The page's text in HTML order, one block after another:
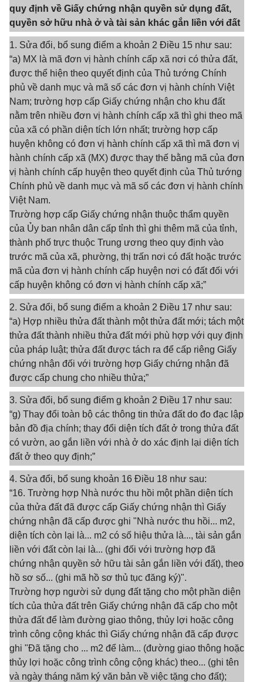
quy định về Giấy chứng nhận quyền sử dụng đất,
quyền sở hữu nhà ở và tài sản khác gắn liền với đất
1. Sửa đổi, bổ sung điểm a khoản 2 Điều 15 như sau:
“a) MX là mã đơn vị hành chính cấp xã nơi có thửa đất,
được thể hiện theo quyết định của Thủ tướng Chính
phủ về danh mục và mã số các đơn vị hành chính Việt
Nam; trường hợp cấp Giấy chứng nhận cho khu đất
nằm trên nhiều đơn vị hành chính cấp xã thì ghi theo mã
của xã có phần diện tích lớn nhất; trường hợp cấp
huyện không có đơn vị hành chính cấp xã thì mã đơn vị
hành chính cấp xã (MX) được thay thế bằng mã của đơn
vị hành chính cấp huyện theo quyết định của Thủ tướng
Chính phủ về danh mục và mã số các đơn vị hành chính
Việt Nam.
Trường hợp cấp Giấy chứng nhận thuộc thẩm quyền
của Ủy ban nhân dân cấp tỉnh thì ghi thêm mã của tỉnh,
thành phố trực thuộc Trung ương theo quy định vào
trước mã của xã, phường, thị trấn nơi có đất hoặc trước
mã của đơn vị hành chính cấp huyện nơi có đất đối với
cấp huyện không có đơn vị hành chính cấp xã;”
2. Sửa đổi, bổ sung điểm a khoản 2 Điều 17 như sau:
“a) Hợp nhiều thửa đất thành một thửa đất mới; tách một
thửa đất thành nhiều thửa đất mới phù hợp với quy định
của pháp luật; thửa đất được tách ra để cấp riêng Giấy
chứng nhận đối với trường hợp Giấy chứng nhận đã
được cấp chung cho nhiều thửa;”
3. Sửa đổi, bổ sung điểm g khoản 2 Điều 17 như sau:
“g) Thay đổi toàn bộ các thông tin thửa đất do đo đạc lập
bản đồ địa chính; thay đổi diện tích đất ở trong thửa đất
có vườn, ao gắn liền với nhà ở do xác định lại diện tích
đất ở theo quy định;”
4. Sửa đổi, bổ sung khoản 16 Điều 18 như sau:
“16. Trường hợp Nhà nước thu hồi một phần diện tích
của thửa đất đã được cấp Giấy chứng nhận thì Giấy
chứng nhận đã cấp được ghi "Nhà nước thu hồi... m2,
diện tích còn lại là... m2 có số hiệu thửa là..., tài sản gắn
liền với đất còn lại là... (ghi đối với trường hợp đã
chứng nhận quyền sở hữu tài sản gắn liền với đất), theo
hồ sơ số... (ghi mã hồ sơ thủ tục đăng ký)".
Trường hợp người sử dụng đất tặng cho một phần diện
tích của thửa đất trên Giấy chứng nhận đã cấp cho một
thửa đất để làm đường giao thông, thủy lợi hoặc công
trình công cộng khác thì Giấy chứng nhận đã cấp được
ghi "Đã tặng cho ... m2 để làm... (đường giao thông hoặc
thủy lợi hoặc công trình công cộng khác) theo... (ghi tên
và ngày tháng năm ký văn bản về việc tặng cho đất);